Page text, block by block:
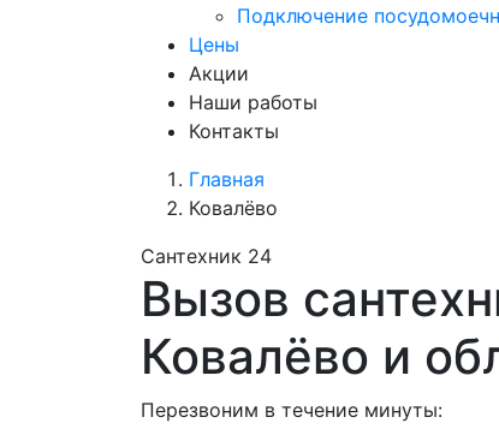
Подключение
Цены
Акции
Наши работы
Контакты
Главная
Ковалёво
Сантехник 24
Вызов
Ковалёво и
Перезвоним в течение минуты: